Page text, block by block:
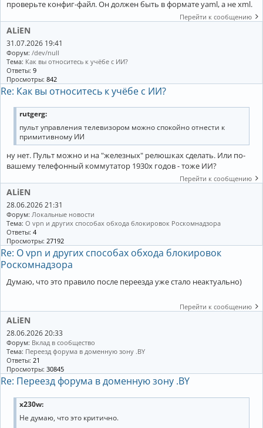
проверьте конфиг-файл. Он должен быть в формате yaml, a не xml.
Перейти к сообщению
ALiEN
31.07.2026 19:41
Форум: /dev/null
Тема: Как вы относитесь к учёбе с ИИ?
Ответы: 9
Просмотры: 842
Re: Как вы относитесь к учёбе с ИИ?
rutgerg:
пульт управления телевизором можно спокойно отнести к
примитивному ИИ
ну нет. Пульт можно и на "железных" релюшках сделать. Или по-
вашему телефонный коммутатор 1930х годов - тоже ИИ?
Перейти к сообщению
ALiEN
28.06.2026 21:31
Форум: Локальные новости
Тема: О vpn и других способах обхода блокировок Роскомнадзора
Ответы: 4
Просмотры: 27192
Re: О vpn и других способах обхода блокировок
Роскомнадзора
Думаю, что это правило после переезда уже стало неактуально)
Перейти к сообщению
ALiEN
28.06.2026 20:33
Форум: Вклад в сообщество
Тема: Переезд форума в доменную зону .BY
Ответы: 21
Просмотры: 30845
Re: Переезд форума в доменную зону .BY
x230w:
Не думаю, что это критично.